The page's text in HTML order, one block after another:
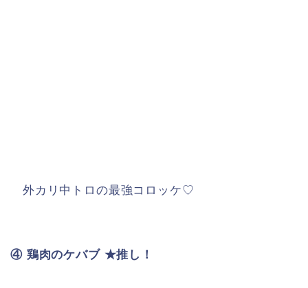
外カリ中トロの最強コロッケ♡
④ 鶏肉のケバブ ★推し！